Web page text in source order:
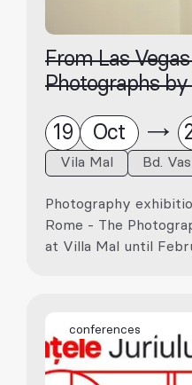
From Las
Photographs by
19 Oct
Vila Mal Bd.
Photography
Rome - The
at Villa Mal until
conferences